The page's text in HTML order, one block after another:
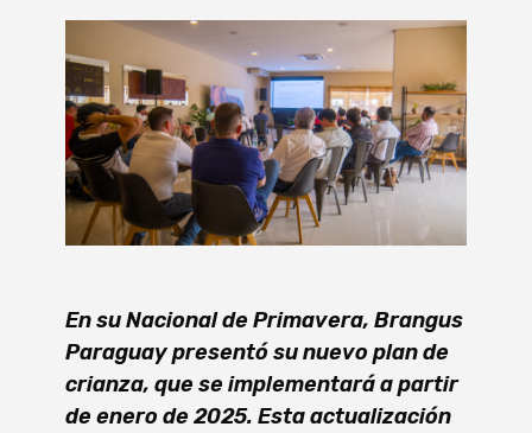
En su Nacional de Primavera, Brangus
Paraguay presentó su nuevo plan de
crianza, que se implementará a partir
de enero de 2025. Esta actualización